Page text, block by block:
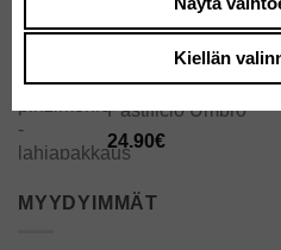
Sitruuna pinzimonio
käsinmaalatut
Pastificio Umbro
24.90€
MYYDYIMMÄT
Kiellän